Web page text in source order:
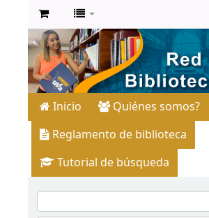
Inicio
Quiénes somos?
Reglamento de biblioteca
Tutorial de búsqueda